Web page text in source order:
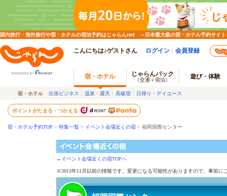
国内旅行・海外旅行や宿・ホテルの宿泊予約はじゃらんnet ～日本最大級の宿・ホテル予約サイト
こんにちは♪ゲストさん ログイン 会員登録
宿・ホテル じゃらんパック
（交通＋宿泊） 遊び・体験
宿・ホテル 出張ビジネス 温泉・露天 高級宿 日帰り・デイユース
ポイントがたまる・つかえる
宿・ホテル予約TOP > 特集一覧 > イベント会場近くの宿 > 福岡国際センター
←イベント会場近くの宿TOPへ
※2013年11月以前の情報です。変更になる可能性がありますので、事前に